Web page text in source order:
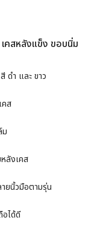
คสหลังแข็ง ขอบนิ่ม
ดำ และ ขาว
คส
ม
ลังเคส
ยนิ้วมือตามรุ่น
ได้ดี